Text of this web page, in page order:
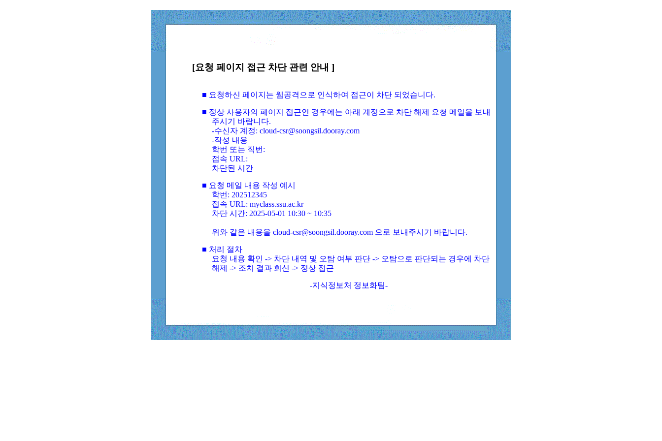
[요청 페이지 접근 차단 관련 안내 ]
■ 요청하신 페이지는 웹공격으로 인식하여 접근이 차단 되었습니다.
■ 정상 사용자의 페이지 접근인 경우에는 아래 계정으로 차단 해제 요청 메일을 보내
주시기 바랍니다.
-수신자 계정: cloud-csr@soongsil.dooray.com
-작성 내용
학번 또는 직번:
접속 URL:
차단된 시간
■ 요청 메일 내용 작성 예시
학번: 202512345
접속 URL: myclass.ssu.ac.kr
차단 시간: 2025-05-01 10:30 ~ 10:35
위와 같은 내용을 cloud-csr@soongsil.dooray.com 으로 보내주시기 바랍니다.
■ 처리 절차
요청 내용 확인 -> 차단 내역 및 오탐 여부 판단 -> 오탐으로 판단되는 경우에 차단
해제 -> 조치 결과 회신 -> 정상 접근
-지식정보처 정보화팀-